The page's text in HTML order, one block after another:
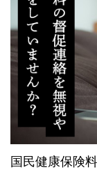
国民健康保険